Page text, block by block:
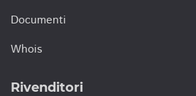
Documenti
Whois
Rivenditori